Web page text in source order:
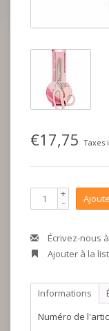
€17,75 Taxes
+
-
Écrivez-nous
Ajouter à la
Informations
Numéro de